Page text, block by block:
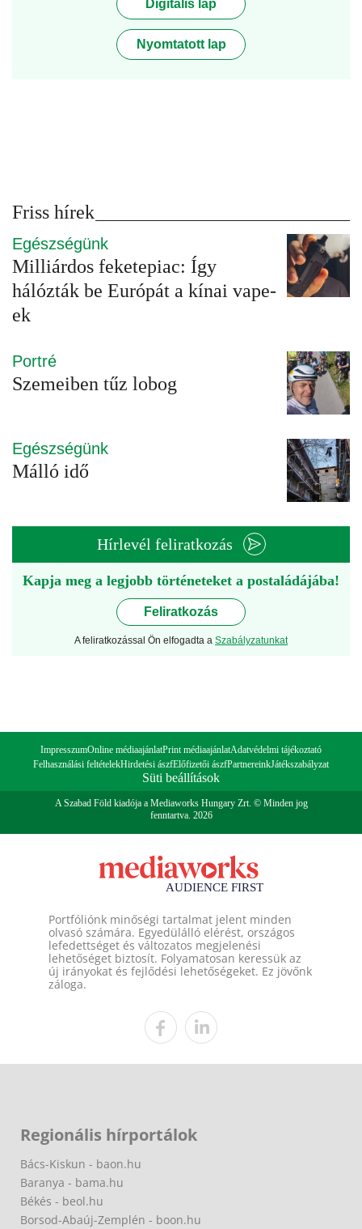
Digitális lap
Nyomtatott lap
Friss hírek
Egészségünk
Milliárdos feketepiac: Így
hálózták be Európát a kínai vape-
ek
Portré
Szemeiben tűz lobog
Egészségünk
Málló idő
Hírlevél feliratkozás
Kapja meg a legjobb történeteket a postaládájába!
Feliratkozás
A feliratkozással Ön elfogadta a Szabályzatunkat
ImpresszumOnline médiaajánlatPrint médiaajánlatAdatvédelmi tájékoztató
Felhasználási feltételekHirdetési ászfElőfizetői ászfPartnereinkJátékszabályzat
Süti beállítások
A Szabad Föld kiadója a Mediaworks Hungary Zrt. © Minden jog
fenntartva. 2026
Portfóliónk minőségi tartalmat jelent minden
olvasó számára. Egyedülálló elérést, országos
lefedettséget és változatos megjelenési
lehetőséget biztosít. Folyamatosan keressük az
új irányokat és fejlődési lehetőségeket. Ez jövőnk
záloga.
Regionális hírportálok
Bács-Kiskun - baon.hu
Baranya - bama.hu
Békés - beol.hu
Borsod-Abaúj-Zemplén - boon.hu